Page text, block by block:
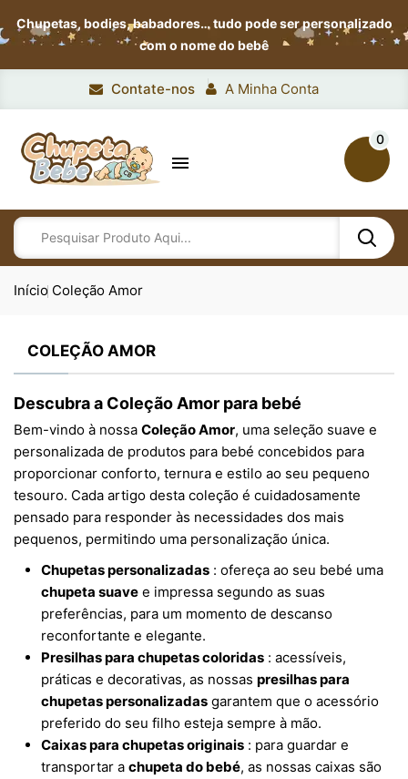
Chupetas, bodies, babadores…tudo pode ser personalizado
com o nome do bebê
Contate-nos A Minha Conta

0
Início Coleção Amor
COLEÇÃO AMOR
Descubra a Coleção Amor para bebé
Bem-vindo à nossa Coleção Amor, uma seleção suave e
personalizada de produtos para bebé concebidos para
proporcionar conforto, ternura e estilo ao seu pequeno
tesouro. Cada artigo desta coleção é cuidadosamente
pensado para responder às necessidades dos mais
pequenos, permitindo uma personalização única.
Chupetas personalizadas : ofereça ao seu bebé uma
chupeta suave e impressa segundo as suas
preferências, para um momento de descanso
reconfortante e elegante.
Presilhas para chupetas coloridas : acessíveis,
práticas e decorativas, as nossas presilhas para
chupetas personalizadas garantem que o acessório
preferido do seu filho esteja sempre à mão.
Caixas para chupetas originais : para guardar e
transportar a chupeta do bebé, as nossas caixas são